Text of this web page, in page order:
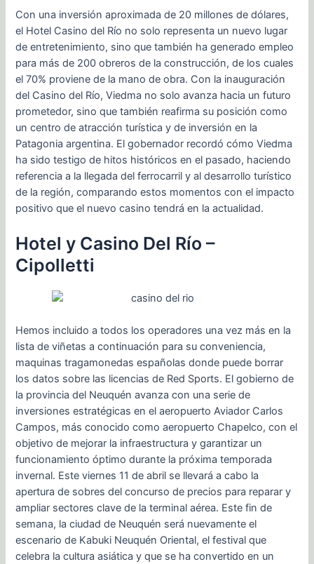
Con una inversión aproximada de 20 millones de dólares,
el Hotel Casino del Río no solo representa un nuevo lugar
de entretenimiento, sino que también ha generado empleo
para más de 200 obreros de la construcción, de los cuales
el 70% proviene de la mano de obra. Con la inauguración
del Casino del Río, Viedma no solo avanza hacia un futuro
prometedor, sino que también reafirma su posición como
un centro de atracción turística y de inversión en la
Patagonia argentina. El gobernador recordó cómo Viedma
ha sido testigo de hitos históricos en el pasado, haciendo
referencia a la llegada del ferrocarril y al desarrollo turístico
de la región, comparando estos momentos con el impacto
positivo que el nuevo casino tendrá en la actualidad.
Hotel y Casino Del Río –
Cipolletti
Hemos incluido a todos los operadores una vez más en la
lista de viñetas a continuación para su conveniencia,
maquinas tragamonedas españolas donde puede borrar
los datos sobre las licencias de Red Sports. El gobierno de
la provincia del Neuquén avanza con una serie de
inversiones estratégicas en el aeropuerto Aviador Carlos
Campos, más conocido como aeropuerto Chapelco, con el
objetivo de mejorar la infraestructura y garantizar un
funcionamiento óptimo durante la próxima temporada
invernal. Este viernes 11 de abril se llevará a cabo la
apertura de sobres del concurso de precios para reparar y
ampliar sectores clave de la terminal aérea. Este fin de
semana, la ciudad de Neuquén será nuevamente el
escenario de Kabuki Neuquén Oriental, el festival que
celebra la cultura asiática y que se ha convertido en un